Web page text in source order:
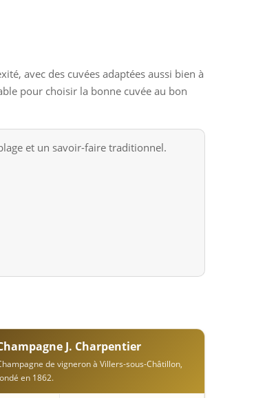
avec des cuvées adaptées aussi bien à
pour choisir la bonne cuvée au bon
et un savoir-faire traditionnel.
J. Charpentier
de vigneron à Villers-sous-Châtillon,
en 1862.